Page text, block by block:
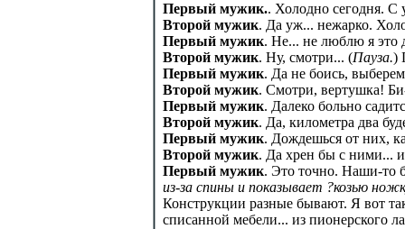
Первый мужик.. Холодно сегодня. С
Второй мужик. Да уж... нежарко.
Первый мужик. Не... не люблю я это
Второй мужик. Ну, смотри... (Пауза.)
Первый мужик. Да не боись,
Второй мужик. Смотри, вертушка!
Первый мужик. Далеко больно
Второй мужик. Да, километра два
Первый мужик. Дождешься от них,
Второй мужик. Да хрен бы с ними...
Первый мужик. Это точно. Наши-то
из-за спины и показывает ?козью
Конструкции разные бывают. Я вот
списанной мебели... из пионерского